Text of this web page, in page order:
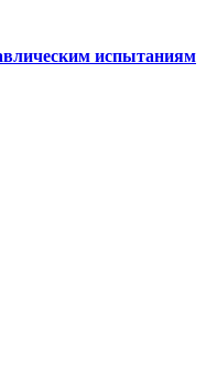
испытаниям